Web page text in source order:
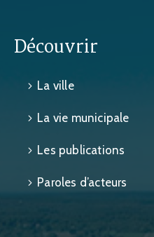
Découvrir
La ville
La vie municipale
Les publications
Paroles d’acteurs